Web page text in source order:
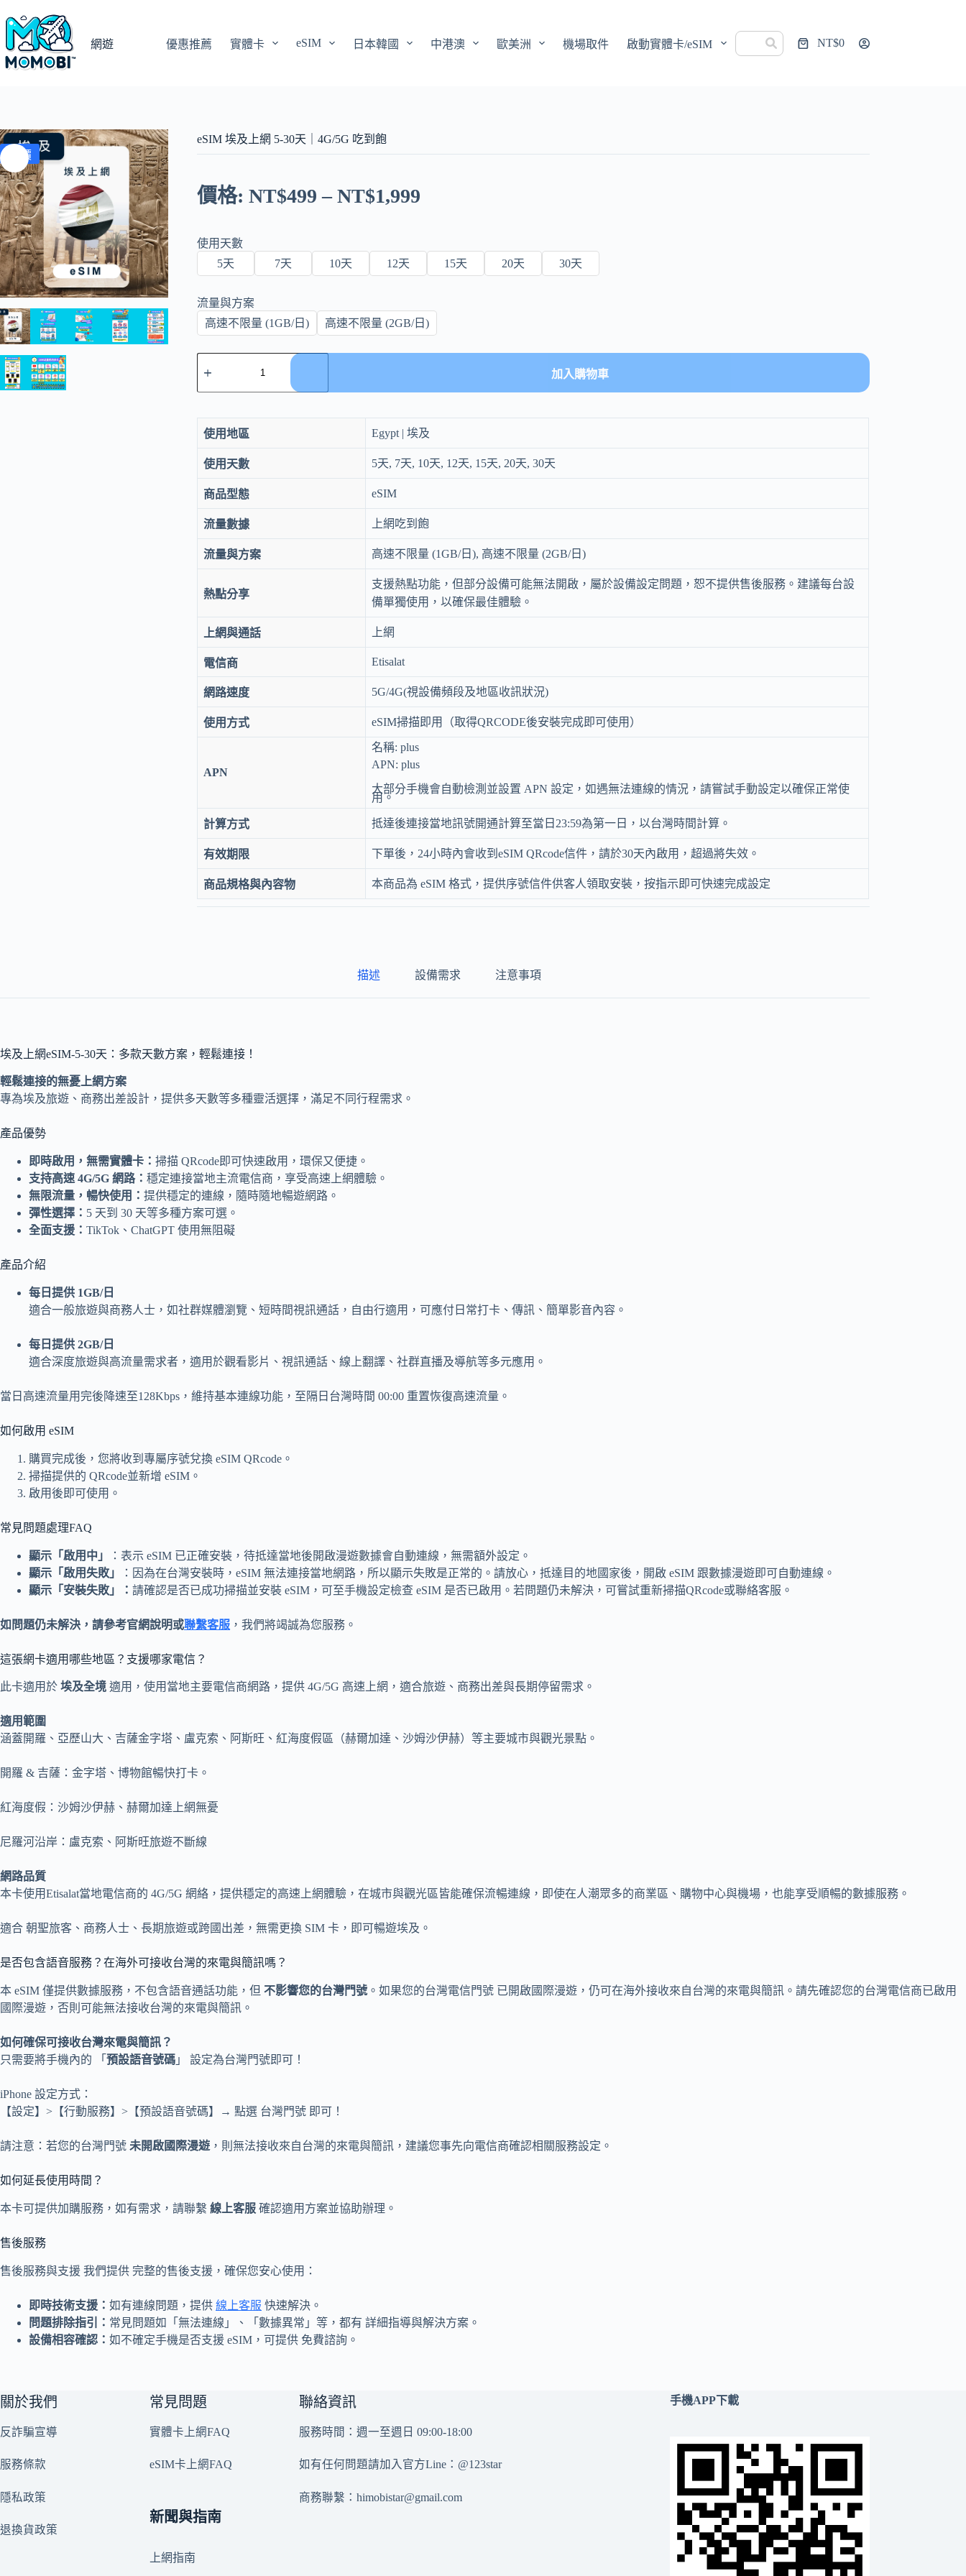
至
要
網遊 優惠推薦 實體卡 eSIM 日本韓國 中港澳 歐美洲 機場取件 啟動實體卡/eSIM
購
NT$0
特價
eSIM 埃及上網 5-30天｜4G/5G 吃到飽
價格: NT$499 –NT$1,999
使用天數
5天
7天 10天 12天 15天 20天 30天
流量與方案
高速不限量 (1GB/日)
高速不限量 (2GB/日)
eSIM
埃
及
網
5-
30
天
｜
4G/5G
吃
到
飽
數
量
加入購物車
使用地區 Egypt | 埃及
使用天數 5天, 7天, 10天, 12天, 15天, 20天, 30天
商品型態 eSIM
流量數據 上網吃到飽
流量與方案 高速不限量 (1GB/日), 高速不限量 (2GB/日)
熱點分享
支援熱點功能，但部分設備可能無法開啟，屬於設備設定問題，恕不提供售後服務。建議每台設
備單獨使用，以確保最佳體驗。
上網與通話 上網
電信商 Etisalat
網路速度 5G/4G(視設備頻段及地區收訊狀況)
使用方式 eSIM掃描即用（取得QRCODE後安裝完成即可使用）
APN
名稱: plus
APN: plus
大部分手機會自動檢測並設置 APN 設定，如遇無法連線的情況，請嘗試手動設定以確保正常使
用。
計算方式 抵達後連接當地訊號開通計算至當日23:59為第一日，以台灣時間計算。
有效期限 下單後，24小時內會收到eSIM QRcode信件，請於30天內啟用，超過將失效。
商品規格與內容物 本商品為 eSIM 格式，提供序號信件供客人領取安裝，按指示即可快速完成設定
描述 設備需求 注意事項
埃及上網eSIM-5-30天：多款天數方案，輕鬆連接！
輕鬆連接的無憂上網方案
專為埃及旅遊、商務出差設計，提供多天數等多種靈活選擇，滿足不同行程需求。
產品優勢
即時啟用，無需實體卡： 掃描 QRcode即可快速啟用，環保又便捷。
支持高速 4G/5G 網路： 穩定連接當地主流電信商，享受高速上網體驗。
無限流量，暢快使用： 提供穩定的連線，隨時隨地暢遊網路。
彈性選擇： 5 天到 30 天等多種方案可選。
全面支援： TikTok、ChatGPT 使用無阻礙
產品介紹
每日提供 1GB/日
適合一般旅遊與商務人士，如社群媒體瀏覽、短時間視訊通話，自由行適用，可應付日常打卡、傳訊、簡單影音內容。
每日提供 2GB/日
適合深度旅遊與高流量需求者，適用於觀看影片、視訊通話、線上翻譯、社群直播及導航等多元應用。
當日高速流量用完後降速至128Kbps，維持基本連線功能，至隔日台灣時間 00:00 重置恢復高速流量。
如何啟用 eSIM
購買完成後，您將收到專屬序號兌換 eSIM QRcode。
掃描提供的 QRcode並新增 eSIM。
啟用後即可使用。
常見問題處理FAQ
顯示「啟用中」
：表示 eSIM 已正確安裝，待抵達當地後開啟漫遊數據會自動連線，無需額外設定。
顯示「啟用失敗」
：因為在台灣安裝時，eSIM 無法連接當地網路，所以顯示失敗是正常的。請放心，抵達目的地國家後，開啟 eSIM 跟數據漫遊即可自動連線。
顯示「安裝失敗」： 請確認是否已成功掃描並安裝 eSIM，可至手機設定檢查 eSIM 是否已啟用。若問題仍未解決，可嘗試重新掃描QRcode或聯絡客服。
如問題仍未解決，請參考官網說明或聯繫客服 ，我們將竭誠為您服務。
這張網卡適用哪些地區？支援哪家電信？
此卡適用於 埃及全境 適用，使用當地主要電信商網路，提供 4G/5G 高速上網，適合旅遊、商務出差與長期停留需求。
適用範圍
涵蓋開羅、亞歷山大、吉薩金字塔、盧克索、阿斯旺、紅海度假區（赫爾加達、沙姆沙伊赫）等主要城市與觀光景點。
開羅 & 吉薩：金字塔、博物館暢快打卡。
紅海度假：沙姆沙伊赫、赫爾加達上網無憂
尼羅河沿岸：盧克索、阿斯旺旅遊不斷線
網路品質
本卡使用Etisalat當地電信商的 4G/5G 網絡，提供穩定的高速上網體驗，在城市與觀光區皆能確保流暢連線，即使在人潮眾多的商業區、購物中心與機場，也能享受順暢的數據服務。
適合 朝聖旅客、商務人士、長期旅遊或跨國出差，無需更換 SIM 卡，即可暢遊埃及。
是否包含語音服務？在海外可接收台灣的來電與簡訊嗎？
本 eSIM 僅提供數據服務，不包含語音通話功能，但 不影響您的台灣門號 。如果您的台灣電信門號 已開啟國際漫遊，仍可在海外接收來自台灣的來電與簡訊。請先確認您的台灣電信商已啟用
國際漫遊，否則可能無法接收台灣的來電與簡訊。
如何確保可接收台灣來電與簡訊？
只需要將手機內的 「 預設語音號碼 」 設定為台灣門號即可！
iPhone 設定方式：
【設定】>【行動服務】>【預設語音號碼】→ 點選 台灣門號 即可！
請注意：若您的台灣門號 未開啟國際漫遊 ，則無法接收來自台灣的來電與簡訊，建議您事先向電信商確認相關服務設定。
如何延長使用時間？
本卡可提供加購服務，如有需求，請聯繫 線上客服 確認適用方案並協助辦理。
售後服務
售後服務與支援 我們提供 完整的售後支援，確保您安心使用：
即時技術支援： 如有連線問題，提供 線上客服 快速解決。
問題排除指引： 常見問題如「無法連線」、「數據異常」等，都有 詳細指導與解決方案。
設備相容確認： 如不確定手機是否支援 eSIM，可提供 免費諮詢。
關於我們
反詐騙宣導
服務條款
隱私政策
退換貨政策
常見問題
實體卡上網FAQ
eSIM卡上網FAQ
新聞與指南
上網指南
聯絡資訊
服務時間：週一至週日 09:00-18:00
如有任何問題請加入官方Line： @123star
商務聯繫：himobistar@gmail.com
手機APP下載